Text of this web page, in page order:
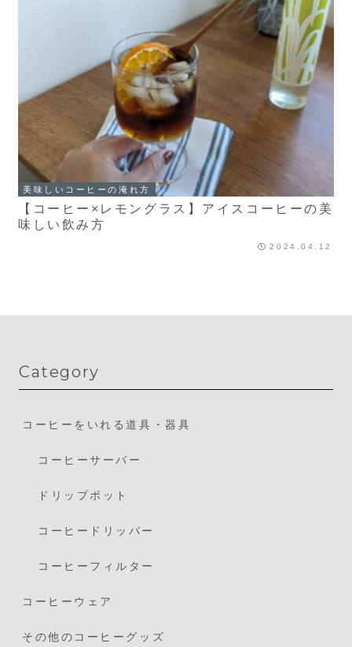
美味しいコーヒーの淹れ方
【コーヒー×レモングラス】アイスコーヒーの美
味しい飲み方
2024.04.12
Category
コーヒーをいれる道具・器具
コーヒーサーバー
ドリップポット
コーヒードリッパー
コーヒーフィルター
コーヒーウェア
その他のコーヒーグッズ